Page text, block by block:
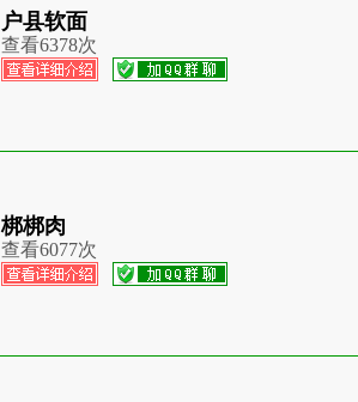
户县软面
查看6378次
梆梆肉
查看6077次